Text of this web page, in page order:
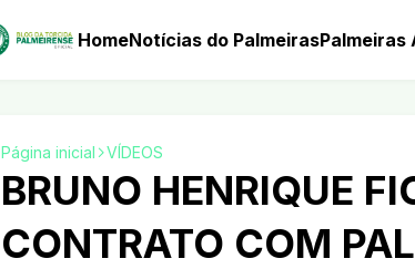
HomeNotícias do PalmeirasPalmeiras
Página inicial VÍDEOS
BRUNO HENRIQUE
CONTRATO COM